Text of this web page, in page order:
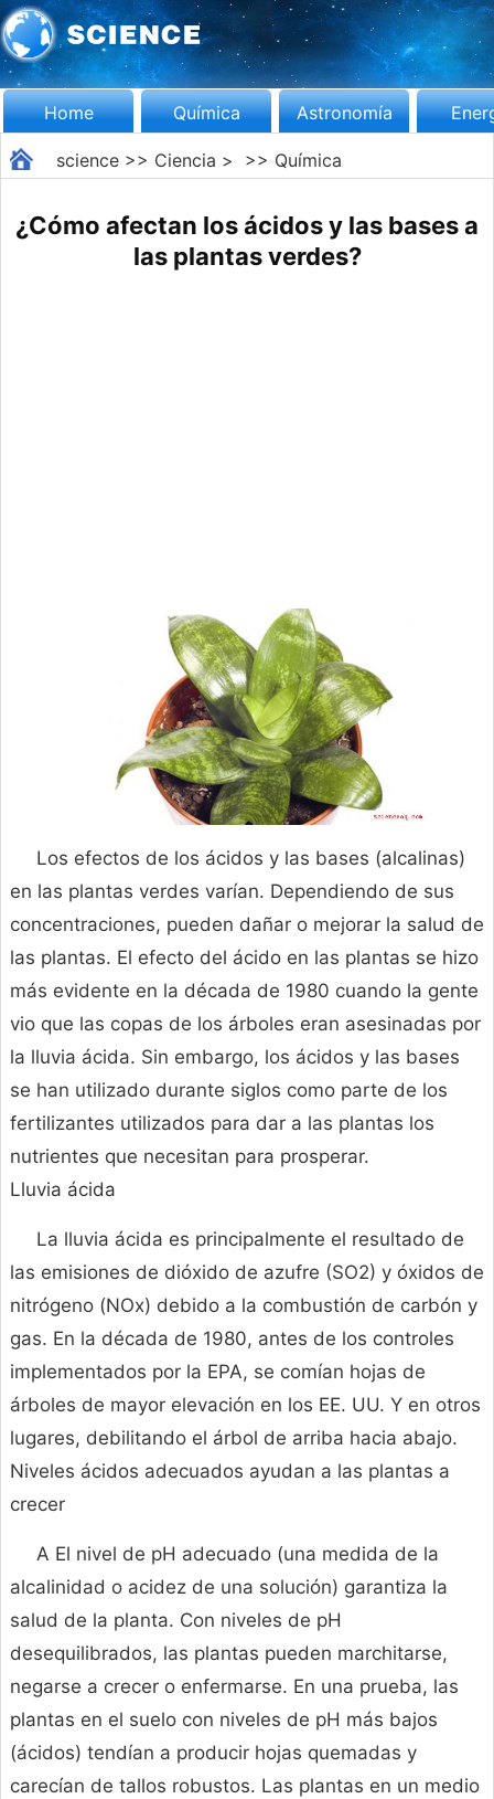
Home Química Astronomía
science>> Ciencia > >> Química
¿Cómo afectan los ácidos y las bases a
las plantas verdes?
Los efectos de los ácidos y las bases (alcalinas)
en las plantas verdes varían. Dependiendo de sus
concentraciones, pueden dañar o mejorar la salud de
las plantas. El efecto del ácido en las plantas se hizo
más evidente en la década de 1980 cuando la gente
vio que las copas de los árboles eran asesinadas por
la lluvia ácida. Sin embargo, los ácidos y las bases
se han utilizado durante siglos como parte de los
fertilizantes utilizados para dar a las plantas los
nutrientes que necesitan para prosperar.
Lluvia ácida
La lluvia ácida es principalmente el resultado de
las emisiones de dióxido de azufre (SO2) y óxidos de
nitrógeno (NOx) debido a la combustión de carbón y
gas. En la década de 1980, antes de los controles
implementados por la EPA, se comían hojas de
árboles de mayor elevación en los EE. UU. Y en otros
lugares, debilitando el árbol de arriba hacia abajo.
Niveles ácidos adecuados ayudan a las plantas a
crecer
A El nivel de pH adecuado (una medida de la
alcalinidad o acidez de una solución) garantiza la
salud de la planta. Con niveles de pH
desequilibrados, las plantas pueden marchitarse,
negarse a crecer o enfermarse. En una prueba, las
plantas en el suelo con niveles de pH más bajos
(ácidos) tendían a producir hojas quemadas y
carecían de tallos robustos. Las plantas en un medio